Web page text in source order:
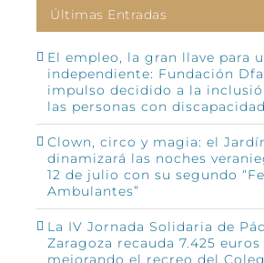
Últimas Entradas
El empleo, la gran llave para
independiente: Fundación
impulso decidido a la
las personas con discapacidad
Clown, circo y magia: el
dinamizará las noches
12 de julio con su segundo
Ambulantes”
La IV Jornada Solidaria de
Zaragoza recauda 7.425
mejorando el recreo del